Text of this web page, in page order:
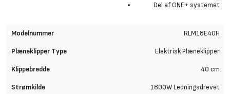
Del af ONE+ systemet
RLM18E40H
Elektrisk Plæneklipper
40 cm
1800W Ledningsdrevet